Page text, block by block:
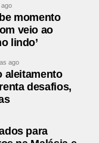
(SC)
dos Santos (SC)
(MG)
1º tempo; Erick,
Renê, aos 15
todos pelo Vitória
momento
veio ao
lindo’
ago
aleitamento
desafios,
para